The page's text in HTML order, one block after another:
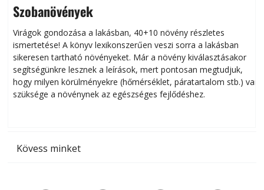
Szobanövények
Virágok gondozása a lakásban, 40+10 növény részletes
ismertetése! A könyv lexikonszerűen veszi sorra a lakásban
sikeresen tart­ha­tó növényeket. Már a növény kiválasztásakor
segítségünkre lesznek a leírások, mert pontosan megtudjuk,
hogy milyen körülményekre (hőmérséklet, páratartalom stb.) van
szüksége a növénynek az egészséges fejlődéshez.
Kövess minket